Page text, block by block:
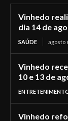
Vinhedo
dia 14 de
SAÚDE agosto
Vinhedo
10 e 13 de
Vinhedo